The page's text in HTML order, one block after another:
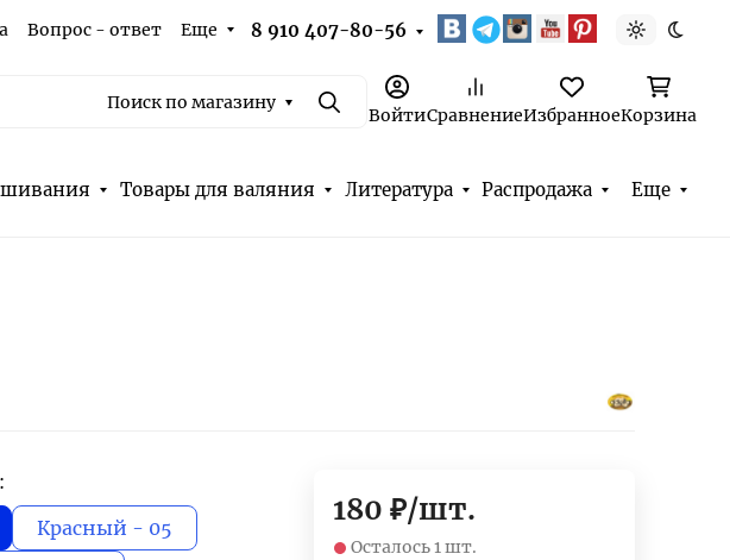
Вопрос - ответ Еще 8 910 407-80-56 Светлая
Поиск по магазину ПоискВойтиСравнениеИзбранноеКорзина
Товары для валяния Литература Распродажа Еще
Красный - 05
180 ₽/шт.
Осталось 1 шт.